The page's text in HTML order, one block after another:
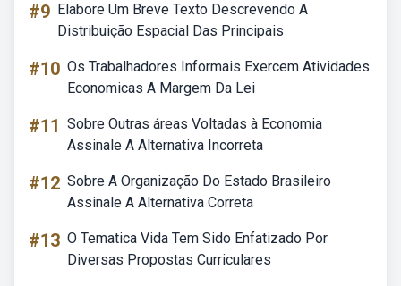
#9 Elabore Um Breve Texto Descrevendo A
Distribuição Espacial Das Principais
#10 Os Trabalhadores Informais Exercem Atividades
Economicas A Margem Da Lei
#11 Sobre Outras áreas Voltadas à Economia
Assinale A Alternativa Incorreta
#12 Sobre A Organização Do Estado Brasileiro
Assinale A Alternativa Correta
#13 O Tematica Vida Tem Sido Enfatizado Por
Diversas Propostas Curriculares